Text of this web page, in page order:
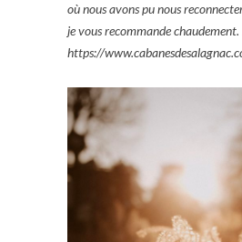
où nous avons pu nous
je vous recommande chaudement.
https://